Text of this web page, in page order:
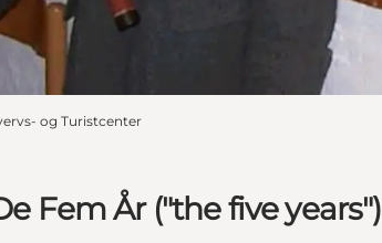
Fem År ("the five years")
og Turistcenter